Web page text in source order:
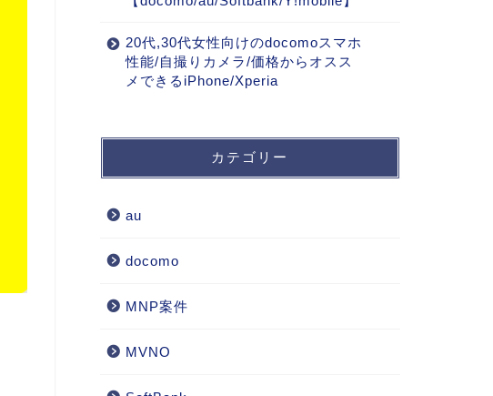
20代,30代女性向けのdocomoスマホ
性能/自撮りカメラ/価格からオスス
メできるiPhone/Xperia
カテゴリー
au
docomo
MNP案件
MVNO